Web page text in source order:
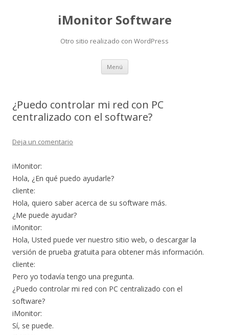
iMonitor Software
Otro sitio realizado con WordPress
Menú Saltar
contenido
¿Puedo controlar mi red con PC
centralizado con el software?
Deja un comentario
iMonitor:
Hola, ¿En qué puedo ayudarle?
cliente:
Hola, quiero saber acerca de su software más.
¿Me puede ayudar?
iMonitor:
Hola, Usted puede ver nuestro sitio web, o descargar la
versión de prueba gratuita para obtener más información.
cliente:
Pero yo todavía tengo una pregunta.
¿Puedo controlar mi red con PC centralizado con el
software?
iMonitor:
Sí, se puede.